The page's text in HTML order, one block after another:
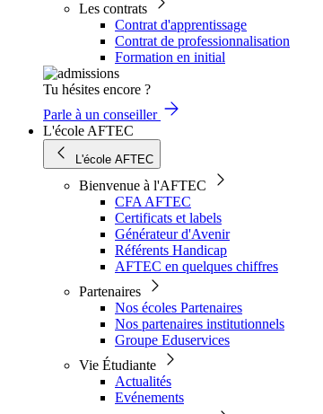
Les contrats
Contrat d'apprentissage
Contrat de professionnalisation
Formation en initial
Tu hésites encore ?
Parle à un conseiller
L'école AFTEC
L'école AFTEC
Bienvenue à l'AFTEC
CFA AFTEC
Certificats et labels
Générateur d'Avenir
Référents Handicap
AFTEC en quelques chiffres
Partenaires
Nos écoles Partenaires
Nos partenaires institutionnels
Groupe Eduservices
Vie Étudiante
Actualités
Evénements